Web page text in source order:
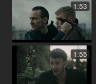
1:53
1:55